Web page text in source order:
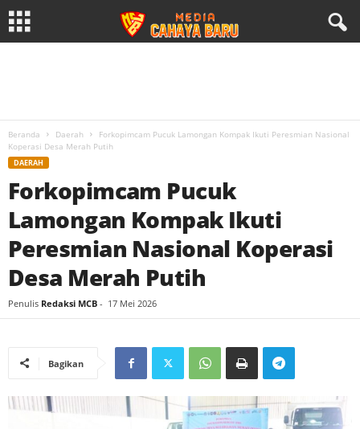
Beranda Daerah
Forkopimcam Pucuk Lamongan Kompak Ikuti Peresmian Nasional
Koperasi Desa Merah Putih
DAERAH
Forkopimcam Pucuk
Lamongan Kompak Ikuti
Peresmian Nasional Koperasi
Desa Merah Putih
Penulis Redaksi MCB - 17 Mei 2026
Bagikan